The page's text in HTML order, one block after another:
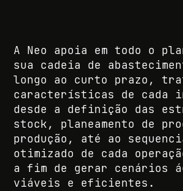
A Neo apoia em todo o
sua cadeia de
longo ao curto prazo,
características de cada
desde a definição das
stock, planeamento de
produção, até ao
otimizado de cada
a fim de gerar cenários
viáveis e eficientes.